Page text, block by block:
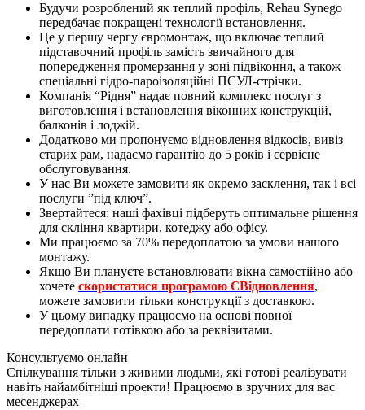
Будучи розроблений як теплий профіль, Rehau Synego
передбачає покращені технології встановлення.
Це у першу чергу євромонтаж, що включає теплий
підставочний профіль замість звичайного для
попередження промерзання у зоні підвіконня, а також
спеціальні гідро-пароізоляційні ПСУЛ-стрічки.
Компанія “Рідня” надає повний комплекс послуг з
виготовлення і встановлення віконних конструкцій,
балконів і лоджій.
Додатково ми пропонуємо відновлення відкосів, вивіз
старих рам, надаємо гарантію до 5 років і сервісне
обслуговування.
У нас Ви можете замовити як окремо засклення, так і всі
послуги ”під ключ”.
Звертайтеся: наші фахівці підберуть оптимальне рішення
для скління квартири, котеджу або офісу.
Ми працюємо за 70% передоплатою за умови нашого
монтажу.
Якщо Ви плануєте встановлювати вікна самостійно або
хочете скористатися програмою ЄВідновлення,
можете замовити тільки конструкції з доставкою.
У цьому випадку працюємо на основі повної
передоплати готівкою або за реквізитами.
Консультуємо онлайн
Спілкування тільки з живими людьми, які готові реалізувати
навіть найамбітніші проекти! Працюємо в зручних для вас
месенджерах